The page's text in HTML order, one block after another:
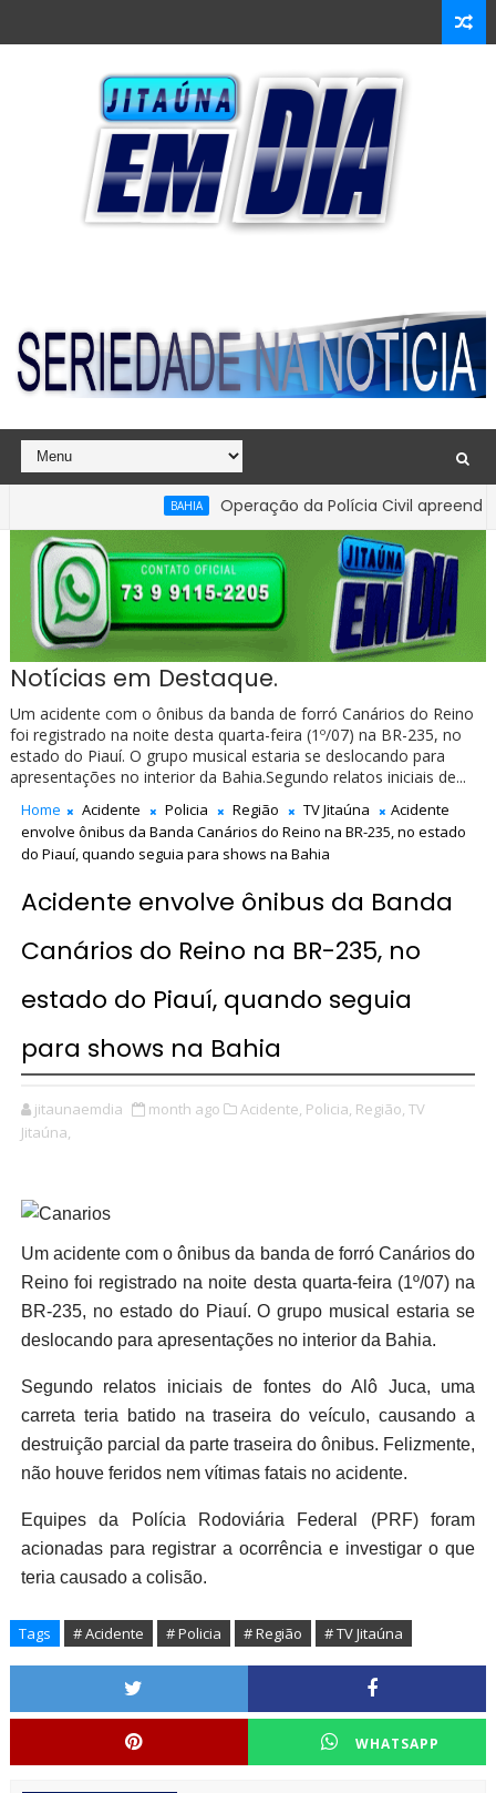
Operação da Polícia Civil apreende R$
Notícias em Destaque.
Um acidente com o ônibus da banda de forró Canários do Reino
foi registrado na noite desta quarta-feira (1º/07) na BR-235, no
estado do Piauí. O grupo musical estaria se deslocando para
apresentações no interior da Bahia.Segundo relatos iniciais de...
Home Acidente Policia Região TV Jitaúna
Acidente
envolve ônibus da Banda Canários do Reino na BR-235, no estado
do Piauí, quando seguia para shows na Bahia
Acidente envolve ônibus da Banda
Canários do Reino na BR-235, no
estado do Piauí, quando seguia
para shows na Bahia
jitaunaemdia month ago Acidente, Policia, Região, TV
Jitaúna,
Um acidente com o ônibus da banda de forró Canários do
Reino foi registrado na noite desta quarta-feira (1º/07) na
BR-235, no estado do Piauí. O grupo musical estaria se
deslocando para apresentações no interior da Bahia.
Segundo relatos iniciais de fontes do Alô Juca, uma
carreta teria batido na traseira do veículo, causando a
destruição parcial da parte traseira do ônibus. Felizmente,
não houve feridos nem vítimas fatais no acidente.
Equipes da Polícia Rodoviária Federal (PRF) foram
acionadas para registrar a ocorrência e investigar o que
teria causado a colisão.
Tags # Acidente # Policia # Região # TV Jitaúna
WHATSAPP